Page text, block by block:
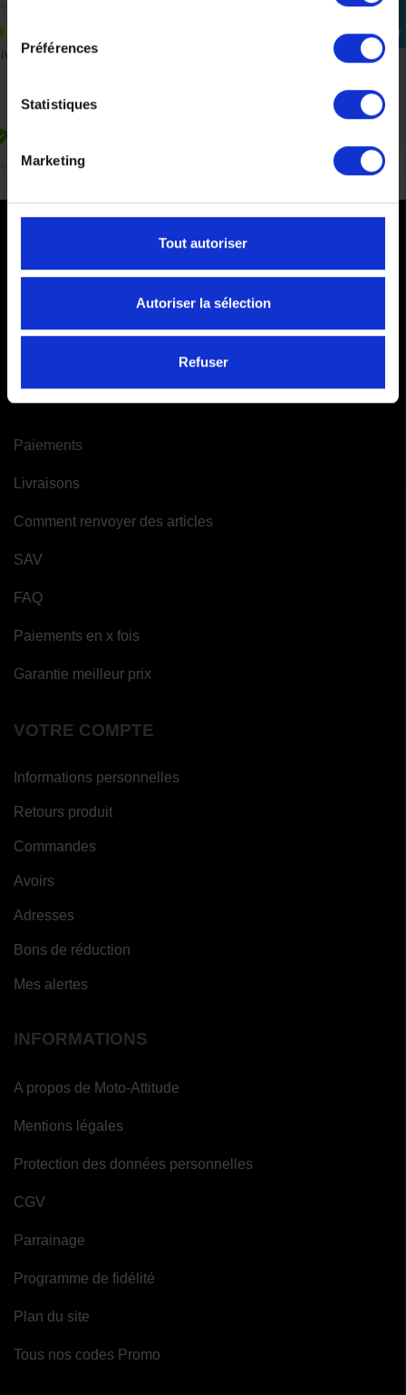
Préférences
Statistiques
Marketing
Tout autoriser
Autoriser la sélection
Refuser
connecter
PAIEMENTS SÉCURISÉS
Paiements
Livraisons
Comment renvoyer des articles
SAV
FAQ
Paiements en x fois
Garantie meilleur prix
VOTRE COMPTE
Informations personnelles
Retours produit
Commandes
Avoirs
Adresses
Bons de réduction
Mes alertes
INFORMATIONS
A propos de Moto-Attitude
Mentions légales
Protection des données personnelles
CGV
Parrainage
Programme de fidélité
Plan du site
Tous nos codes Promo